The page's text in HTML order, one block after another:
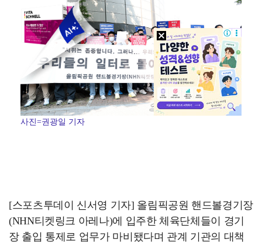
[ST포토] 리센느 메이, '안녕~'
[ST포토] 제나, '경주공주'
[ST포토] 이강인, 경기서 만난 '2살 절친형' 돈나…
사진=권광일 기자
[스포츠투데이 신서영 기자] 올림픽공원 핸드볼경기장
(NHN티켓링크 아레나)에 입주한 체육단체들이 경기
장 출입 통제로 업무가 마비됐다며 관계 기관의 대책